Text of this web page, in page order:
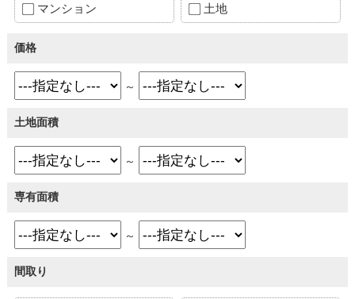
マンション 土地
価格
～
土地面積
～
専有面積
～
間取り